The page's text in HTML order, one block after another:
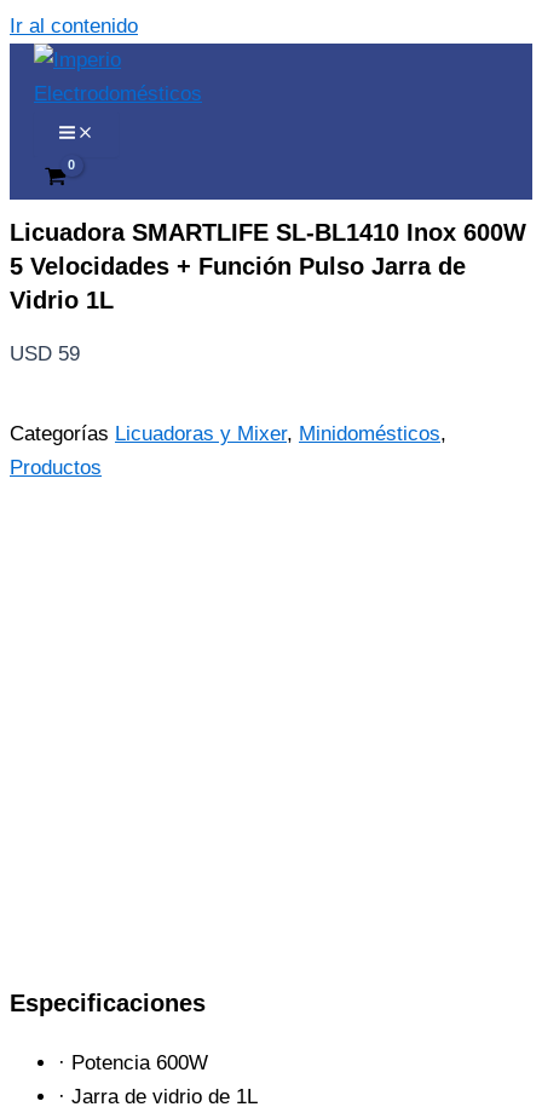
Ir al contenido
Licuadora SMARTLIFE SL-BL1410 Inox 600W
5 Velocidades + Función Pulso Jarra de
Vidrio 1L
USD 59
Categorías Licuadoras y Mixer, Minidomésticos,
Productos
Especificaciones
· Potencia 600W
· Jarra de vidrio de 1L